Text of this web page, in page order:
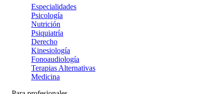
Especialidades
Psicología
Nutrición
Psiquiatría
Derecho
Kinesiología
Fonoaudiología
Terapias Alternativas
Medicina